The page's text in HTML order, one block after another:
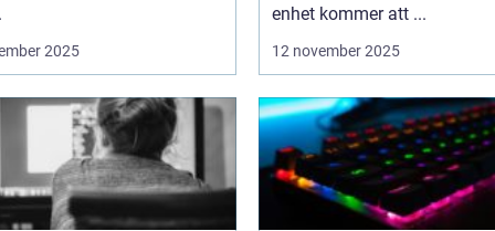
2025
enhet kommer att ...
12 november 2025